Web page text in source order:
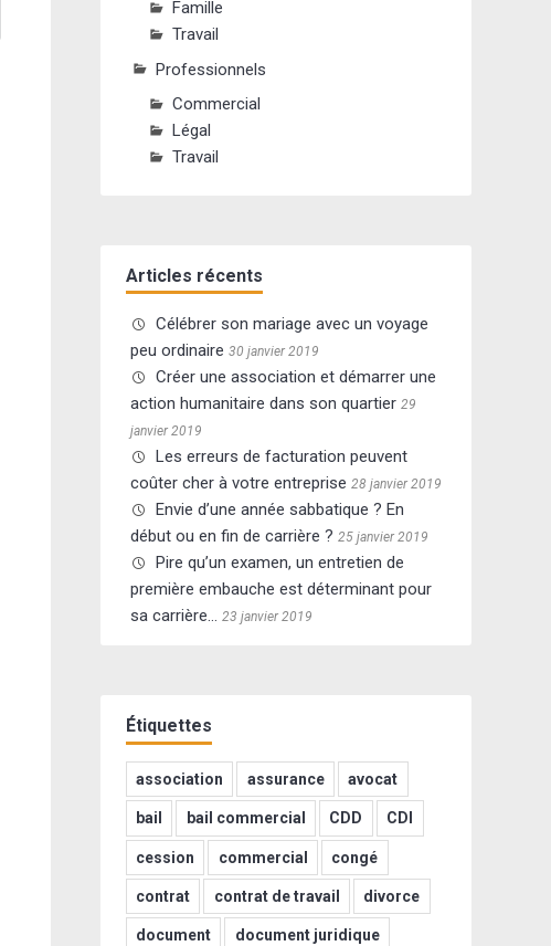
Famille
Travail
Professionnels
Commercial
Légal
Travail
Articles récents
Célébrer son mariage avec un voyage
peu ordinaire 30 janvier 2019
Créer une association et démarrer une
action humanitaire dans son quartier 29
janvier 2019
Les erreurs de facturation peuvent
coûter cher à votre entreprise 28 janvier 2019
Envie d’une année sabbatique ? En
début ou en fin de carrière ? 25 janvier 2019
Pire qu’un examen, un entretien de
première embauche est déterminant pour
sa carrière… 23 janvier 2019
Étiquettes
association assurance avocat
bail bail commercial CDD CDI
cession commercial congé
contrat contrat de travail divorce
document document juridique